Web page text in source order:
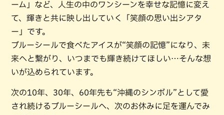
ーム」など、人生の中のワンシーンを幸せな記憶に変え
て、輝きと共に映し出していく「笑顔の思い出シアタ
ー」です。
ブルーシールで食べたアイスが“笑顔の記憶”になり、未
来へと繋がり、いつまでも輝き続けてほしい…そんな想
いが込められています。
次の10年、30年、60年先も“沖縄のシンボル”として愛
され続けるブルーシールへ、次のお休みに足を運んでみ